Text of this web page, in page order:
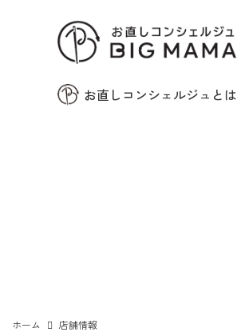
お直しコンシェルジュとは
ホーム 店舗情報